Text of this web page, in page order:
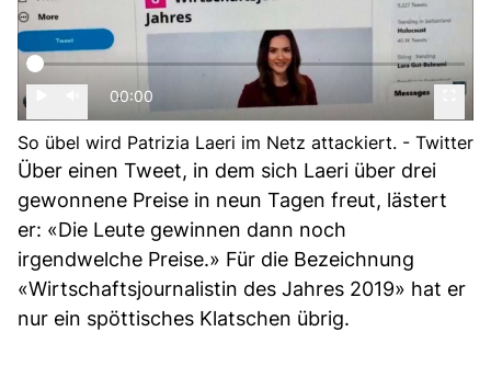
00:00
So übel wird Patrizia Laeri im Netz attackiert. - Twitter
Über einen Tweet, in dem sich Laeri über drei
gewonnene Preise in neun Tagen freut, lästert
er: «Die Leute gewinnen dann noch
irgendwelche Preise.» Für die Bezeichnung
«Wirtschaftsjournalistin des Jahres 2019» hat er
nur ein spöttisches Klatschen übrig.